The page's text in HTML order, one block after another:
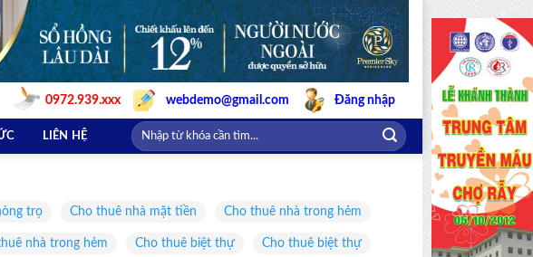
0972.939.xxx webdemo@gmail.com Đăng nhập
LIÊN HỆ
trọ Cho thuê nhà mặt tiền Cho thuê nhà trong hẻm
nhà trong hẻm Cho thuê biệt thự Cho thuê biệt thự